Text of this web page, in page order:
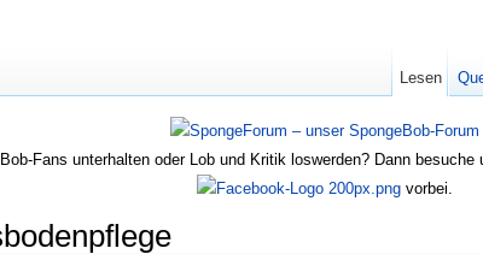
Fans unterhalten oder Lob und Kritik loswerden? Dann besuche
vorbei.
Lesen